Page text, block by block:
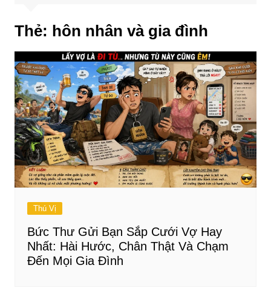
Thẻ: hôn nhân và gia đình
Thú Vị
Bức Thư Gửi Bạn Sắp Cưới Vợ Hay
Nhất: Hài Hước, Chân Thật Và Chạm
Đến Mọi Gia Đình